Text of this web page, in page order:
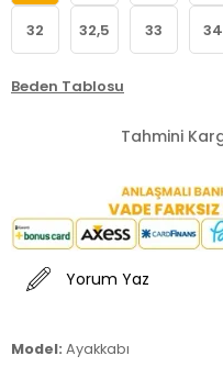
32 32,5 33 34
Beden Tablosu
Tahmini
Yorum Yaz
Model: Ayakkabı